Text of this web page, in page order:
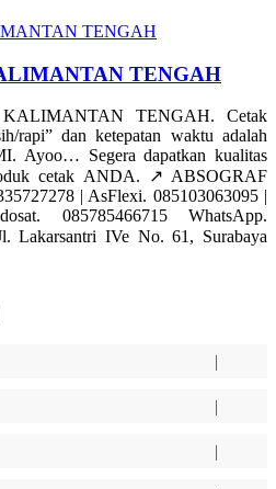
TENGAH
TENGAH. Cetak
rapi” dan ketepatan waktu adalah
Ayoo… Segera dapatkan kualitas
cetak ANDA. ↗️ ABSOGRAF
| AsFlexi. 085103063095 |
085785466715 WhatsApp.
Lakarsantri IVe No. 61, Surabaya